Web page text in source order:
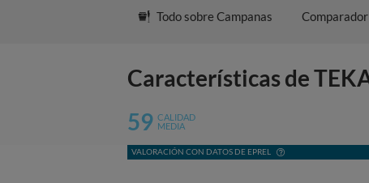
Todo sobre Campanas Comparador
Características de
59 CALIDAD
MEDIA
VALORACIÓN CON DATOS DE EPREL